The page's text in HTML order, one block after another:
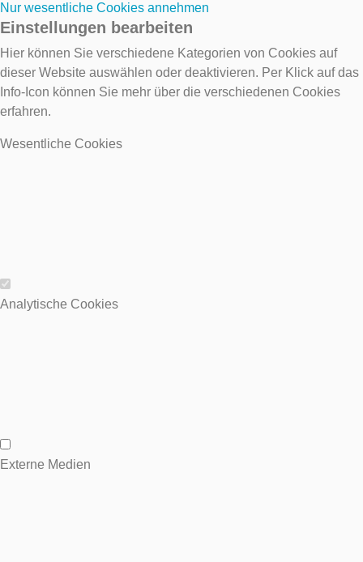
Nur wesentliche Cookies annehmen
Einstellungen bearbeiten
Hier können Sie verschiedene Kategorien von Cookies auf
dieser Website auswählen oder deaktivieren. Per Klick auf das
Info-Icon können Sie mehr über die verschiedenen Cookies
erfahren.
Wesentliche Cookies
Wesentliche Cookies
Analytische Cookies
Analytische Cookies
Externe Medien